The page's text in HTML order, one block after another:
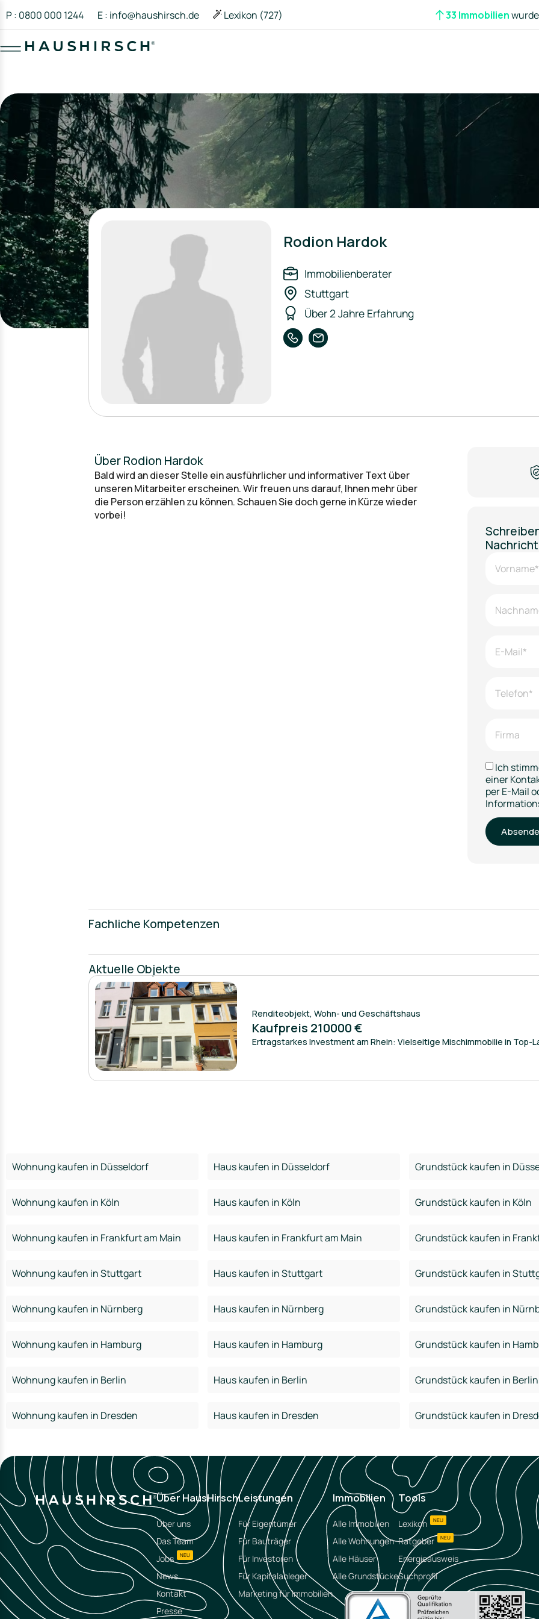
P : 0800 000 1244 E : info@haushirsch.de Lexikon (727) 33 Immobilien
Rodion Hardok
Immobilienberater
Stuttgart
Über 2 Jahre Erfahrung
Über Rodion Hardok
Bald wird an dieser Stelle ein ausführlicher und informativer Text über
unseren Mitarbeiter erscheinen. Wir freuen uns darauf, Ihnen mehr über
die Person erzählen zu können. Schauen Sie doch gerne in Kürze wieder
vorbei!
Ich
einer
per E-Mail
Fachliche Kompetenzen
Aktuelle Objekte
Renditeobjekt,Wohn- und Geschäftshaus
Kaufpreis 210000 €
Ertragstarkes Investment am Rhein: Vielseitige Mischimmobilie in Top-
Wohnung kaufen in Düsseldorf Haus kaufen in Düsseldorf Grundstück kaufen in
Wohnung kaufen in Köln Haus kaufen in Köln Grundstück kaufen in Köln
Wohnung kaufen in Frankfurt am Main Haus kaufen in Frankfurt am Main Grundstück kaufen in
Wohnung kaufen in Stuttgart Haus kaufen in Stuttgart Grundstück kaufen in
Wohnung kaufen in Nürnberg Haus kaufen in Nürnberg Grundstück kaufen in
Wohnung kaufen in Hamburg Haus kaufen in Hamburg Grundstück kaufen in
Wohnung kaufen in Berlin Haus kaufen in Berlin Grundstück kaufen in Berlin
Wohnung kaufen in Dresden Haus kaufen in Dresden Grundstück kaufen in
Über HausHirsch
Über uns
Das Team
Jobs
NEU
News
Kontakt
Presse
Leistungen
Für Eigentümer
Für Bauträger
Für Investoren
Für Kapitalanleger
Marketing für Immobilien
Immobilien
Alle Immobilien
Alle Wohnungen
Alle Häuser
Alle Grundstücke
Tools
Lexikon NEU
Ratgeber NEU
Energieausweis
Suchprofil